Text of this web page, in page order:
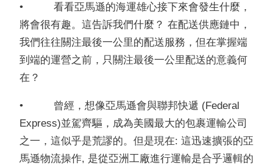
• 看看亞馬遜的海運雄心接下來會發生什麼，
將會很有趣。這告訴我們什麼？ 在配送供應鏈中，
我們往往關注最後一公里的配送服務，但在掌握端
到端的運營之前，只關注最後一公里配送的意義何
在？
• 曾經，想像亞馬遜會與聯邦快遞 (Federal
Express)並駕齊驅，成為美國最大的包裹運輸公司
之一，這似乎是荒謬的。但是現在: 這迅速擴張的亞
馬遜物流操作, 是從亞洲工廠進行運輸是合乎邏輯的